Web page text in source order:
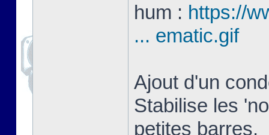
hum : https://
... ematic.gif
Ajout d'un
Stabilise les
petites barres.